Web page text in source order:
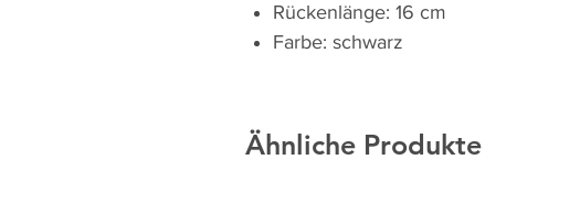
Rückenlänge: 16 cm
Farbe: schwarz
Ähnliche Produkte